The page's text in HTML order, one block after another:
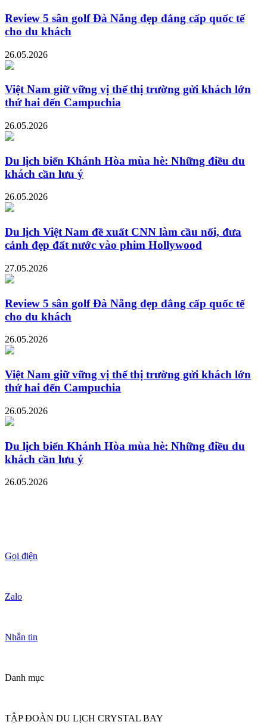
Review 5 sân golf Đà Nẵng đẹp đẳng cấp quốc tế
cho du khách
26.05.2026
Việt Nam giữ vững vị thế thị trường gửi khách lớn
thứ hai đến Campuchia
26.05.2026
Du lịch biển Khánh Hòa mùa hè: Những điều du
khách cần lưu ý
26.05.2026
Du lịch Việt Nam đề xuất CNN làm cầu nối, đưa
cảnh đẹp đất nước vào phim Hollywood
27.05.2026
Review 5 sân golf Đà Nẵng đẹp đẳng cấp quốc tế
cho du khách
26.05.2026
Việt Nam giữ vững vị thế thị trường gửi khách lớn
thứ hai đến Campuchia
26.05.2026
Du lịch biển Khánh Hòa mùa hè: Những điều du
khách cần lưu ý
26.05.2026
Gọi điện
Zalo
Nhắn tin
Danh mục
TẬP ĐOÀN DU LỊCH CRYSTAL BAY